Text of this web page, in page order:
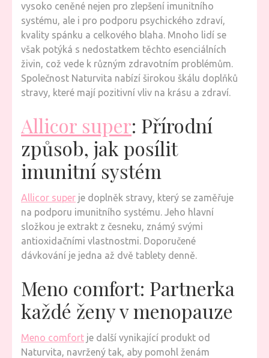
vysoko ceněné nejen pro zlepšení imunitního
systému, ale i pro podporu psychického zdraví,
kvality spánku a celkového blaha. Mnoho lidí se
však potýká s nedostatkem těchto esenciálních
živin, což vede k různým zdravotním problémům.
Společnost Naturvita nabízí širokou škálu doplňků
stravy, které mají pozitivní vliv na krásu a zdraví.
Allicor super: Přírodní
způsob, jak posílit
imunitní systém
Allicor super je doplněk stravy, který se zaměřuje
na podporu imunitního systému. Jeho hlavní
složkou je extrakt z česneku, známý svými
antioxidačními vlastnostmi. Doporučené
dávkování je jedna až dvě tablety denně.
Meno comfort: Partnerka
každé ženy v menopauze
Meno comfort je další vynikající produkt od
Naturvita, navržený tak, aby pomohl ženám